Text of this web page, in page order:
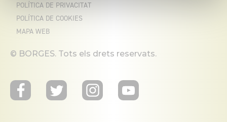
POLÍTICA DE PRIVACITAT
POLÍTICA DE COOKIES
MAPA WEB
© BORGES. Tots els drets reservats.